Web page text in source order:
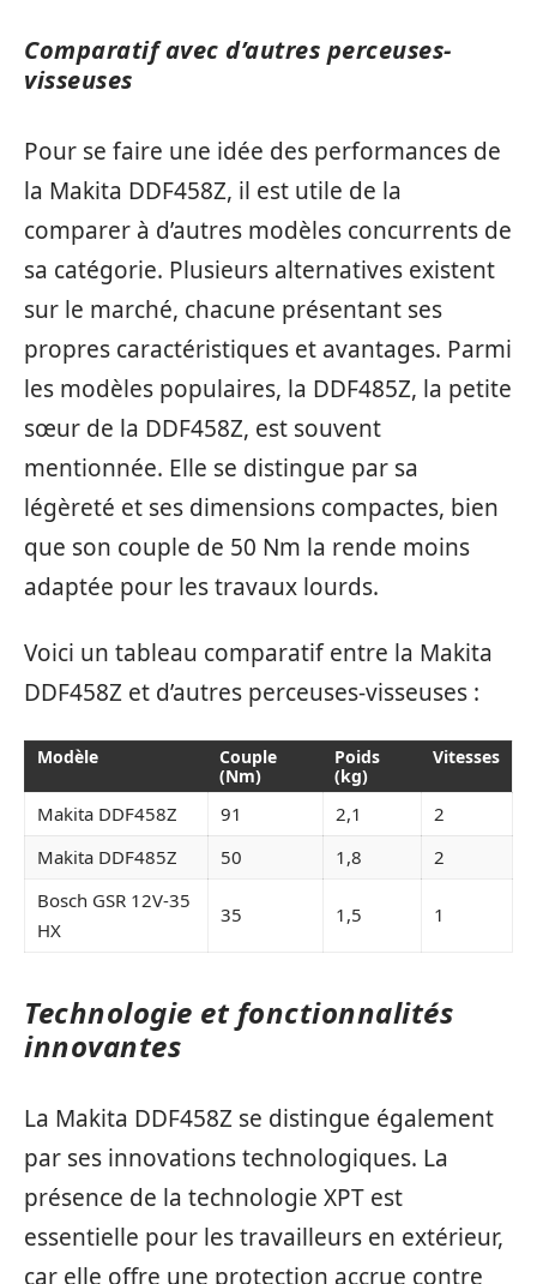
Comparatif avec d’autres perceuses-
visseuses
Pour se faire une idée des performances de
la Makita DDF458Z, il est utile de la
comparer à d’autres modèles concurrents de
sa catégorie. Plusieurs alternatives existent
sur le marché, chacune présentant ses
propres caractéristiques et avantages. Parmi
les modèles populaires, la DDF485Z, la petite
sœur de la DDF458Z, est souvent
mentionnée. Elle se distingue par sa
légèreté et ses dimensions compactes, bien
que son couple de 50 Nm la rende moins
adaptée pour les travaux lourds.
Voici un tableau comparatif entre la Makita
DDF458Z et d’autres perceuses-visseuses :
Modèle
Couple
(Nm)
Poids
(kg)
Vitesses
Makita DDF458Z 91 2,1
2
Makita DDF485Z
50 1,8
2
Bosch GSR 12V-35
HX
35 1,5 1
Technologie et fonctionnalités
innovantes
La Makita DDF458Z se distingue également
par ses innovations technologiques. La
présence de la technologie XPT est
essentielle pour les travailleurs en extérieur,
car elle offre une protection accrue contre